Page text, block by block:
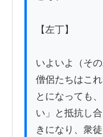
【左丁】
いよいよ（そ
僧侶たちはこ
とになっても
い」と抵抗し
きになり、衆